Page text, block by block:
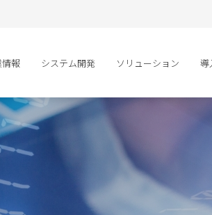
報 システム開発 ソリューション 導